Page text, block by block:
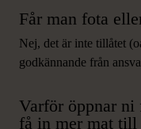
Får man fota
Nej, det är inte tillåtet
godkännande från
Varför öppnar
få in mer mat till